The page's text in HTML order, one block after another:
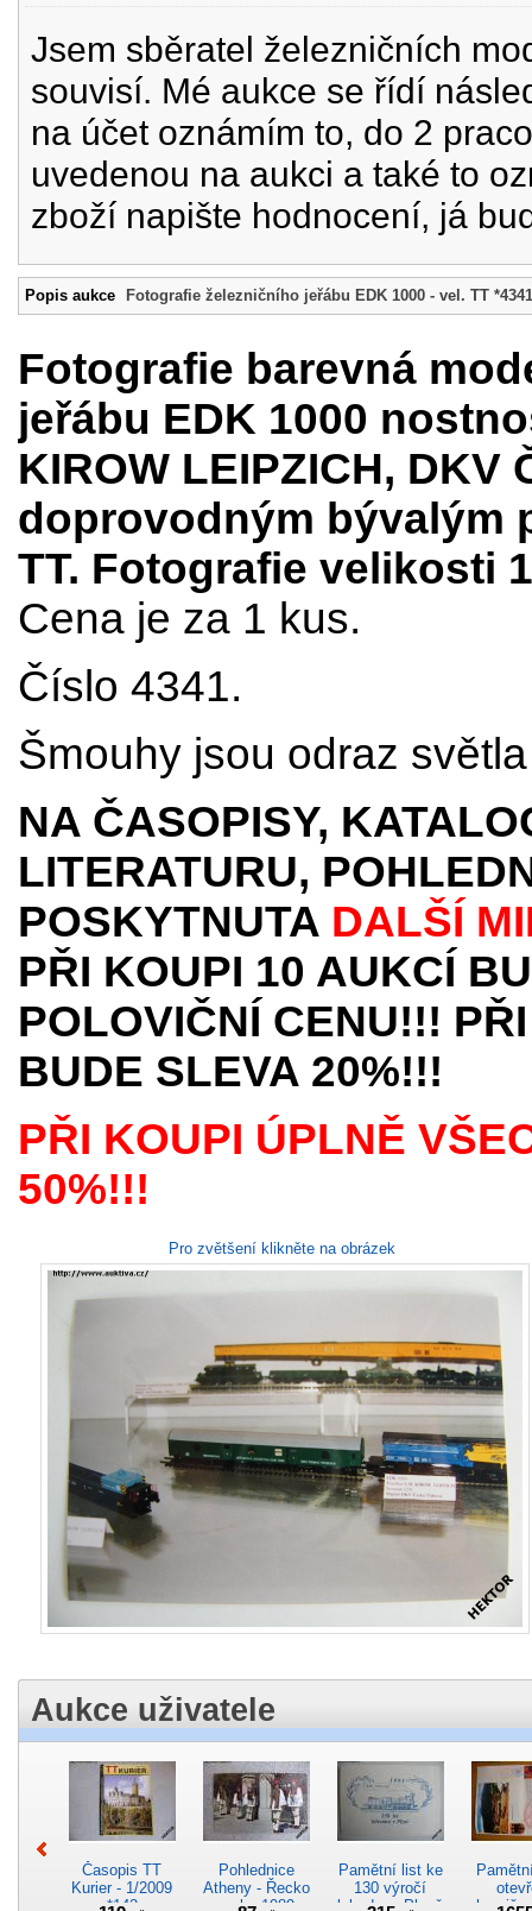
Jsem sběratel železničních
souvisí. Mé aukce se řídí
na účet oznámím to, do 2
uvedenou na aukci a také to
zboží napište hodnocení, já
Popis aukce Fotografie železničního jeřábu EDK 1000 - vel. TT *4341
Fotografie barevná
jeřábu EDK 1000
KIROW LEIPZICH, DKV
doprovodným bývalým
TT. Fotografie velikosti
Cena je za 1 kus.
Číslo 4341.
Šmouhy jsou odraz
NA ČASOPISY,
LITERATURU,
POSKYTNUTA DALŠÍ
PŘI KOUPI 10 AUKCÍ
POLOVIČNÍ CENU!!!
BUDE SLEVA 20%!!!
PŘI KOUPI ÚPLNĚ
50%!!!
Pro zvětšení klikněte na obrázek
Aukce uživatele
Časopis TT
Kurier - 1/2009
*142
Pohlednice
Atheny - Řecko
z roku 1989.
Pamětní list ke
130 výročí
lokodepa Plzeň